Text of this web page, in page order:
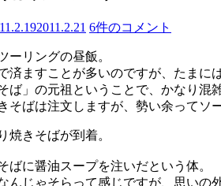
2011.2.21 6件のコメント
ーリングの昼飯。
済ますことが多いのですが、たまに
ば」の元祖ということで、かなり
そばは注文しますが、勢い余ってソ
焼きそばが到着。
ばに醤油スープを注いだという体。
んじゃそらって感じですが、思いの